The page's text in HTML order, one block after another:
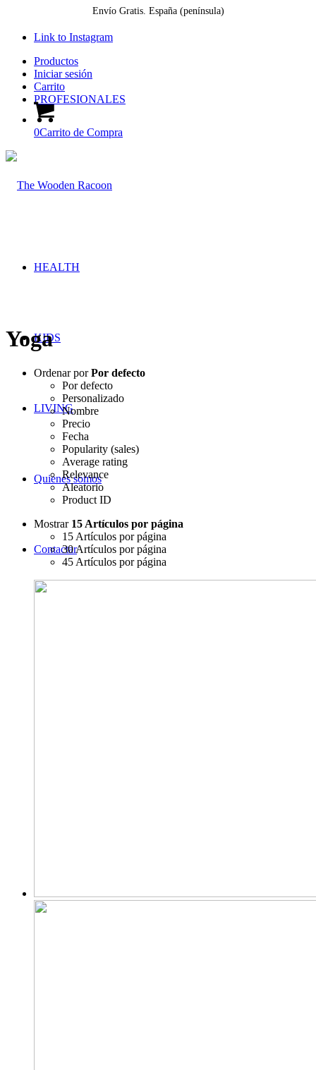
Envío Gratis. España (península)
Link to Instagram
Productos
Iniciar sesión
Carrito
PROFESIONALES
0Carrito de Compra
HEALTH
KIDS
LIVING
Quienes somos
Contactar
Yoga
Ordenar porPor defecto
Por defecto
Personalizado
Nombre
Precio
Fecha
Popularity (sales)
Average rating
Relevance
Aleatorio
Product ID
Mostrar 15 Artículos por página
15 Artículos por página
30 Artículos por página
45 Artículos por página